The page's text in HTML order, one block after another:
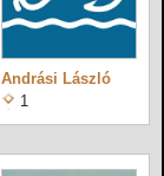
Andrási László
1